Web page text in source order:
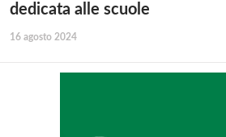
dedicata alle scuole
16 agosto 2024